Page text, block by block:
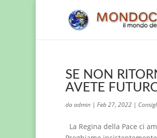
SE NON
AVETE
daadmin | Feb 27, 2022 |
La Regina della Pace ci